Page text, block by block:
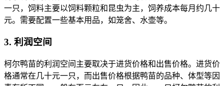
一只，饲料主要以饲料颗粒和昆虫为主，饲养成本每月约几十
元。需要配置一些基本用品，如笼舍、水壶等。
3. 利润空间
柯尔鸭苗的利润空间主要取决于进货价格和出售价格。进货价
格通常在几十元一只，而出售价格根据鸭苗的品种、体型等因